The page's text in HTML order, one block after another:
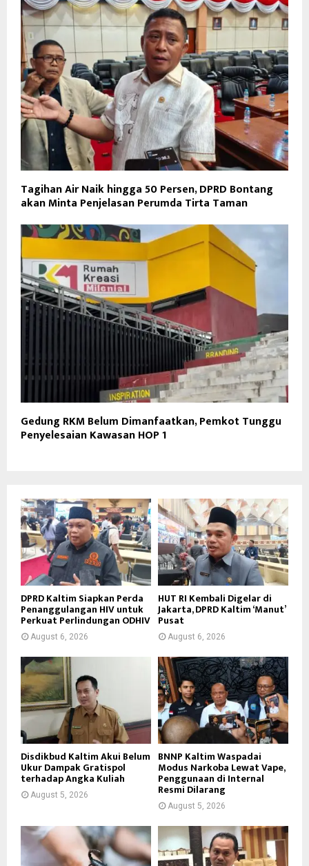
Tagihan Air Naik hingga 50 Persen, DPRD Bontang
akan Minta Penjelasan Perumda Tirta Taman
Gedung RKM Belum Dimanfaatkan, Pemkot Tunggu
Penyelesaian Kawasan HOP 1
DPRD Kaltim Siapkan Perda
Penanggulangan HIV untuk
Perkuat Perlindungan ODHIV
August 6, 2026
HUT RI Kembali Digelar di
Jakarta, DPRD Kaltim ‘Manut’
Pusat
August 6, 2026
Disdikbud Kaltim Akui Belum
Ukur Dampak Gratispol
terhadap Angka Kuliah
August 5, 2026
BNNP Kaltim Waspadai
Modus Narkoba Lewat Vape,
Penggunaan di Internal
Resmi Dilarang
August 5, 2026